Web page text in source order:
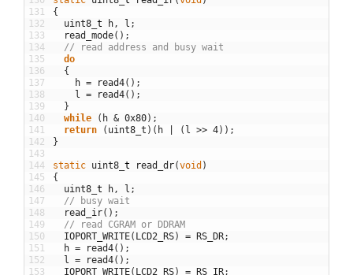
131
132
133
134
135
136
137
138
139
140
141
142
143
144
145
146
147
148
149
150
151
152
153
{
uint8 t h, l ;
read_mode( ) ;
// read address and busy wait
do
{
h = read4( ) ;
l = read4( ) ;
}
while
( h & 0x80) ;
return
( uint8_t ) ( h ( l >> 4) ) ;
}
static uint8 t read_dr(void )
{
uint8 t h, l ;
// busy wait
read_ir( ) ;
// read CGRAM or DDRAM
IOPORT_WRITE( LCD2_RS) = RS_DR;
h = read4( ) ;
l = read4( ) ;
IOPORT_WRITE( LCD2_RS) = RS_IR;